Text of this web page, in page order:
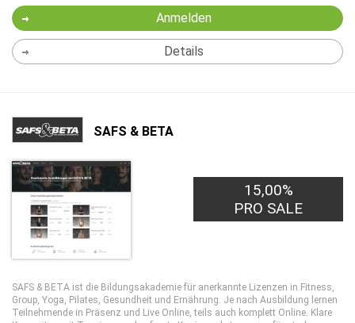
Anmelden
Details
SAFS & BETA
15,00%
PRO SALE
SAFS & BETA ist die Bildungsakademie für anerkannte Lizenzen in Fitness,
Group, Yoga, Pilates, Gesundheit und Ernährung. Je nach Ausbildung lernen
Teilnehmende in Präsenz und Live Online, teils auch komplett Online. Klare